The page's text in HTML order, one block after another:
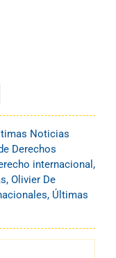
Noticias
Derechos
internacional ,
, Olivier De
, Últimas